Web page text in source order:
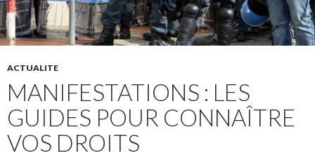
ACTUALITE
MANIFESTATIONS : LES
GUIDES POUR CONNAÎTRE
VOS DROITS